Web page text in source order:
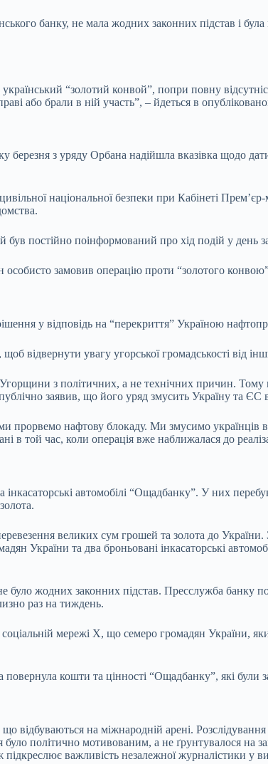
банку, не мала жодних законних підстав і
“золотий конвой”, попри повну
або брали в ній участь”, – йдеться в
з уряду Орбана надійшла вказівка щодо
національної безпеки при Кабінеті
був постійно поінформований про хід подій у день
замовив операцію проти “золотого конвою”
у відповідь на “перекриття” Україною
відвернути увагу угорської громадськості від
з політичних, а не технічних причин. Тому
заявив, що його уряд змусить Україну та
нафтову блокаду. Ми змусимо українців
той час, коли операція вже наближалася до
автомобілі “Ощадбанку”. У них
великих сум грошей та золота до
України та два броньовані інкасаторські
жодних законних підстав. Пресслужба банку
раз на тиждень.
мережі X, що семеро громадян України,
кошти та цінності “Ощадбанку”, які були
на міжнародній арені.
політично мотивованим, а не ґрунтувалося на
важливість незалежної журналістики у